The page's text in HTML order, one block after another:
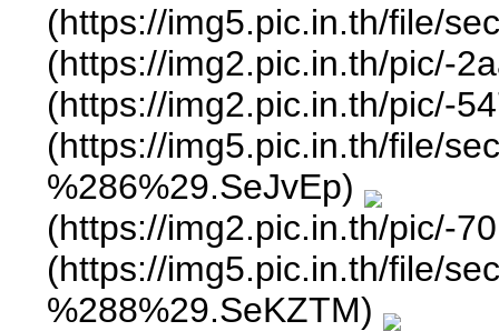
(https://img5.pic.in.th/file/
(https://img2.pic.in.th/pic/-
(https://img2.pic.in.th/pic/-
(https://img5.pic.in.th/file/
%286%29.SeJvEp)
(https://img2.pic.in.th/pic/-
(https://img5.pic.in.th/file/
%288%29.SeKZTM)